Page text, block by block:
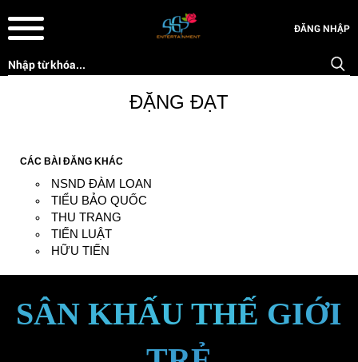
ĐĂNG NHẬP
ĐẶNG ĐẠT
CÁC BÀI ĐĂNG KHÁC
NSND ĐÀM LOAN
TIỂU BẢO QUỐC
THU TRANG
TIẾN LUẬT
HỮU TIẾN
SÂN KHẤU THẾ GIỚI